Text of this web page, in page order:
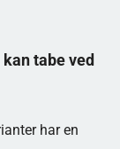
tabe ved
har en